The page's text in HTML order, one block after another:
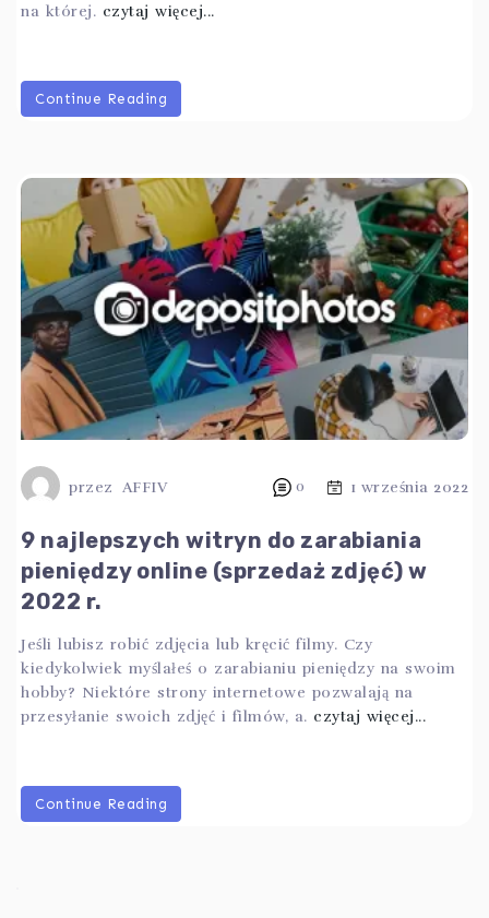
na której. czytaj więcej...
Continue Reading
przez AFFIV 0 1 września 2022
9 najlepszych witryn do zarabiania
pieniędzy online (sprzedaż zdjęć) w
2022 r.
Jeśli lubisz robić zdjęcia lub kręcić filmy. Czy
kiedykolwiek myślałeś o zarabianiu pieniędzy na swoim
hobby? Niektóre strony internetowe pozwalają na
przesyłanie swoich zdjęć i filmów, a. czytaj więcej...
Continue Reading